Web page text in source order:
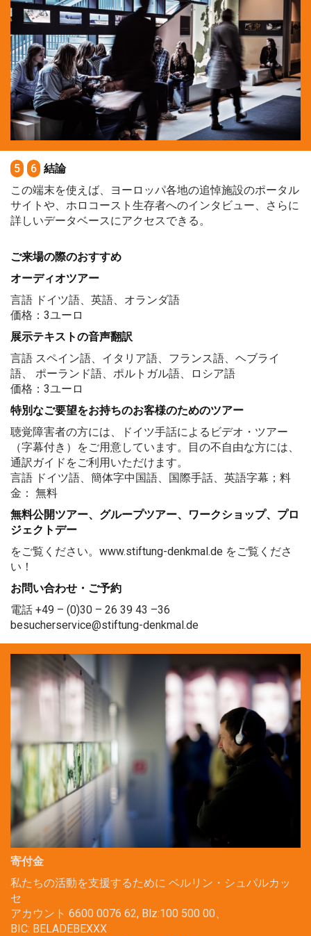
5 6 結論
この端末を使えば、ヨーロッパ各地の追悼施設のポータル
サイトや、ホロコースト生存者へのインタビュー、さらに
詳しいデータベースにアクセスできる。
ご来場の際のおすすめ
オーディオツアー
言語 ドイツ語、英語、オランダ語
価格：3ユーロ
展示テキストの音声翻訳
言語 スペイン語、イタリア語、フランス語、ヘブライ
語、 ポーランド語、ポルトガル語、ロシア語
価格：3ユーロ
特別なご要望をお持ちのお客様のためのツアー
聴覚障害者の方には、ドイツ手話によるビデオ・ツアー
（字幕付き）をご用意しています。目の不自由な方には、
通訳ガイドをご利用いただけます。
言語 ドイツ語、簡体字中国語、国際手話、英語字幕；料
金： 無料
無料公開ツアー、グループツアー、ワークショップ、プロ
ジェクトデー
をご覧ください。www.stiftung-denkmal.de をご覧くださ
い！
お問い合わせ・ご予約
電話 +49 – (0)30 – 26 39 43 –36
besucherservice@stiftung-denkmal.de
寄付金
私たちの活動を支援するために ベルリン・シュパルカッ
セ
アカウント 6600 0076 62, Blz:100 500 00、
BIC: BELADEBEXXX